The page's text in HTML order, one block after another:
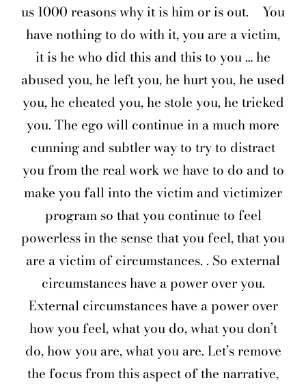
us 1000 reasons why it is him or is out.
You
have nothing to do with it, you are a victim,
it is he who did this and this to you … he
abused you, he left you, he hurt you, he used
you, he cheated you, he stole you, he tricked
you. The ego will continue in a much more
cunning and subtler way to try to distract
you from the real work we have to do and to
make you fall into the victim and victimizer
program so that you continue to feel
powerless in the sense that you feel, that you
are a victim of circumstances. . So external
circumstances have a power over you.
External circumstances have a power over
how you feel, what you do, what you don’t
do, how you are, what you are. Let’s remove
the focus from this aspect of the narrative,